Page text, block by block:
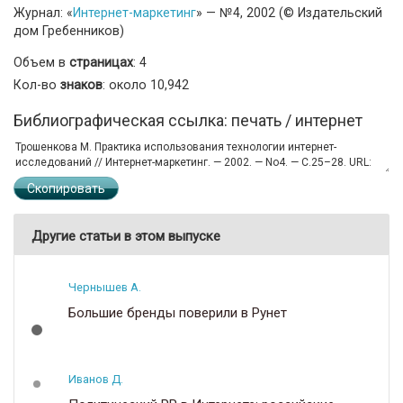
Журнал: «Интернет-маркетинг» — №4, 2002 (© Издательский
дом Гребенников)
Объем в страницах: 4
Кол-во знаков: около 10,942
Библиографическая ссылка: печать / интернет
Скопировать
Другие статьи в этом выпуске
Чернышев А.
Большие бренды поверили в Рунет
Иванов Д.